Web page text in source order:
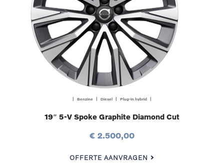
| Benzine | Diesel | Plug-in hybrid |
19″ 5-V Spoke Graphite Diamond Cut
€ 2.500,00
OFFERTE AANVRAGEN